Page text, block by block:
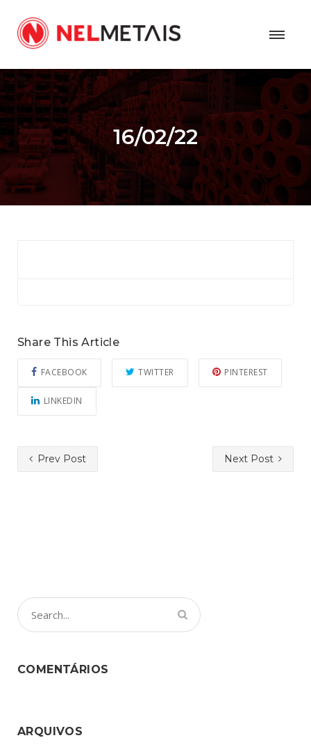
16/02/22
Share This Article
FACEBOOK TWITTER PINTEREST
LINKEDIN
Prev Post Next Post
COMENTÁRIOS
ARQUIVOS